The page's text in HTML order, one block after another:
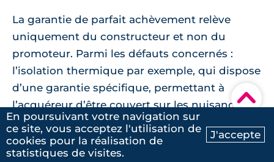
Ma recherche Contactez-nous
▾
La garantie de parfait achèvement relève
uniquement du constructeur et non du
promoteur. Parmi les défauts concernés :
l’isolation thermique par exemple, qui dispose
d’une garantie spécifique, permettant à
l’acquéreur d’être couvert sur les nuisances
sonores éventuelles. Celles-ci sont définies
dans l’arrêté du 17 septembre 2019.
En poursuivant votre navigation sur
ce site, vous acceptez l'utilisation de
cookies pour la réalisation de
statistiques de visites.
J'accepte